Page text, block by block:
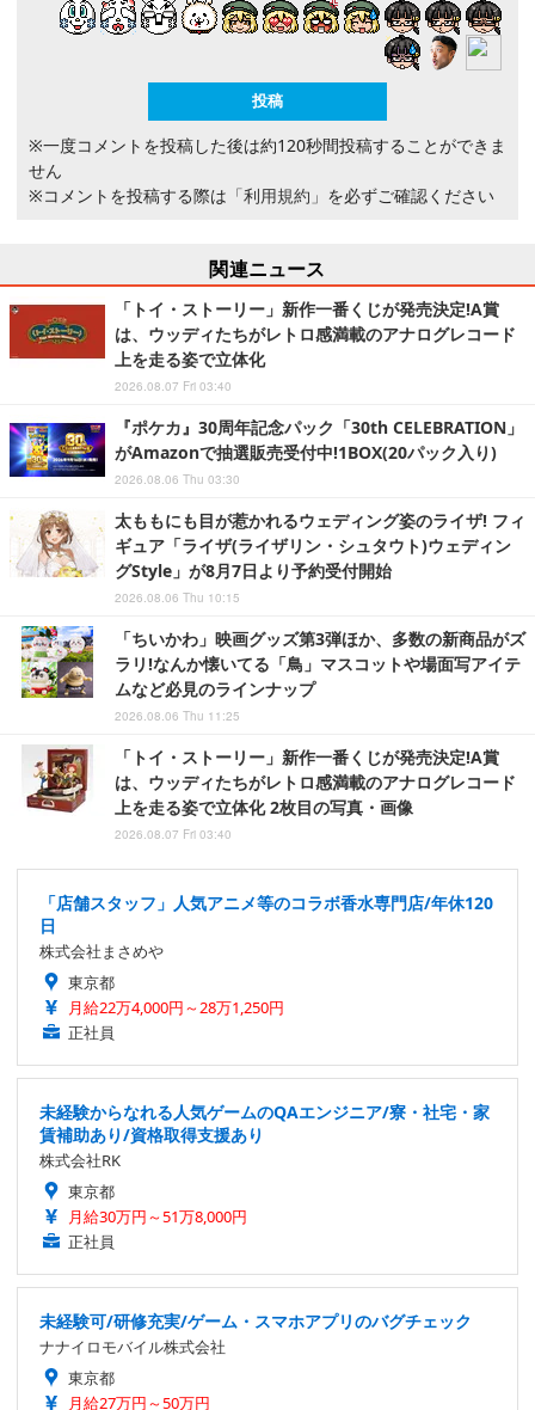
※一度コメントを投稿した後は約120秒間投稿することができま
せん
※コメントを投稿する際は 「利用規約」 を必ずご確認ください
関連ニュース
「トイ・ストーリー」新作一番くじが発売決定!A賞
は、ウッディたちがレトロ感満載のアナログレコード
上を走る姿で立体化
2026.08.07 Fri 03:40
『ポケカ』30周年記念パック「30th CELEBRATION」
がAmazonで抽選販売受付中!1BOX(20パック入り)
2026.08.06 Thu 03:30
太ももにも目が惹かれるウェディング姿のライザ! フィ
ギュア「ライザ(ライザリン・シュタウト)ウェディン
グStyle」が8月7日より予約受付開始
2026.08.06 Thu 10:15
「ちいかわ」映画グッズ第3弾ほか、多数の新商品がズ
ラリ!なんか懐いてる「鳥」マスコットや場面写アイテ
ムなど必見のラインナップ
2026.08.06 Thu 11:25
「トイ・ストーリー」新作一番くじが発売決定!A賞
は、ウッディたちがレトロ感満載のアナログレコード
上を走る姿で立体化 2枚目の写真・画像
2026.08.07 Fri 03:40
「店舗スタッフ」人気アニメ等のコラボ香水専門店/年休120
日
株式会社まさめや
東京都
月給22万4,000円～28万1,250円
正社員
未経験からなれる人気ゲームのQAエンジニア/寮・社宅・家
賃補助あり/資格取得支援あり
株式会社RK
東京都
月給30万円～51万8,000円
正社員
未経験可/研修充実/ゲーム・スマホアプリのバグチェック
ナナイロモバイル株式会社
東京都
月給27万円～50万円